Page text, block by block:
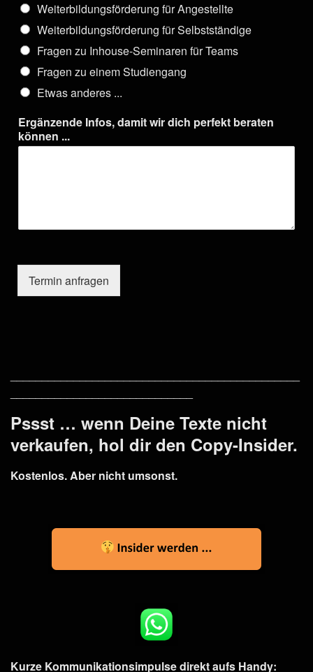
Weiterbildungsförderung für Angestellte
Weiterbildungsförderung für Selbstständige
Fragen zu Inhouse-Seminaren für Teams
Fragen zu einem Studiengang
Etwas anderes ...
Ergänzende Infos, damit wir dich perfekt beraten
können ...
Termin anfragen
Pssst … wenn Deine Texte nicht
verkaufen, hol dir den Copy-Insider.
Kostenlos. Aber nicht umsonst.
Kurze Kommunikationsimpulse direkt aufs Handy: